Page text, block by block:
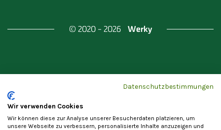
© 2020 - 2026 Werky
Datenschutzbestimmungen
Wir verwenden Cookies
Wir können diese zur Analyse unserer Besucherdaten platzieren, um
unsere Webseite zu verbessern, personalisierte Inhalte anzuzeigen und